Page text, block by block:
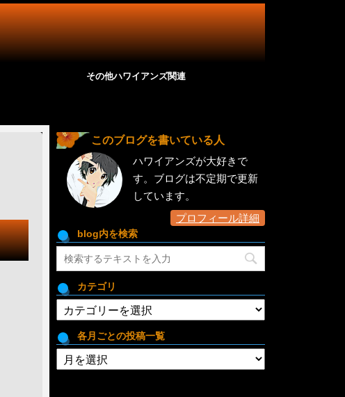
その他ハワイアンズ関連
このブログを書いている人
ハワイアンズが大好きで
す。ブログは不定期で更新
しています。
プロフィール詳細
blog内を検索
カテゴリ
テ
ゴ
リ
各月ごとの投稿一覧
各
月